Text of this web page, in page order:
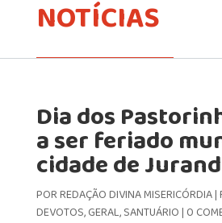
NOTÍCIAS
Dia dos
a ser feriado
cidade de
PORREDAÇÃO DIVINA MISERICÓRDIA|
DEVOTOS,GERAL,SANTUÁRIO| 0